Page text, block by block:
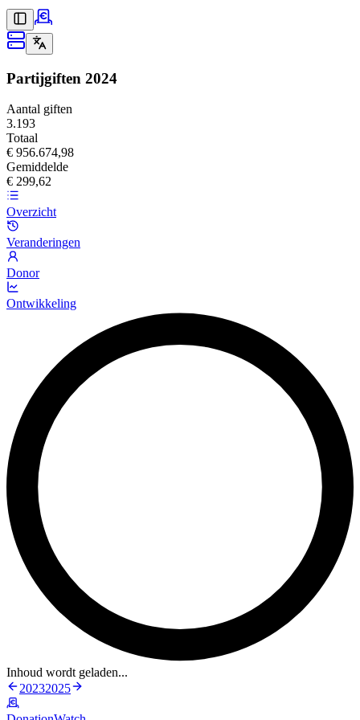
Partijgiften 2024
Aantal giften
3.193
Totaal
€ 956.674,98
Gemiddelde
€ 299,62
Overzicht
Veranderingen
Donor
Ontwikkeling
Inhoud wordt geladen...
20232025